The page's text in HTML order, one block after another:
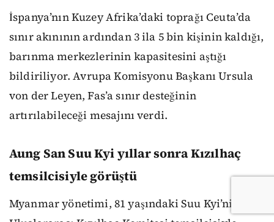
İspanya’nın Kuzey Afrika’daki toprağı Ceuta’da
sınır akınının ardından 3 ila 5 bin kişinin kaldığı,
barınma merkezlerinin kapasitesini aştığı
bildiriliyor. Avrupa Komisyonu Başkanı Ursula
von der Leyen, Fas’a sınır desteğinin
artırılabileceği mesajını verdi.
Aung San Suu Kyi yıllar sonra Kızılhaç
temsilcisiyle görüştü
Myanmar yönetimi, 81 yaşındaki Suu Kyi’nin